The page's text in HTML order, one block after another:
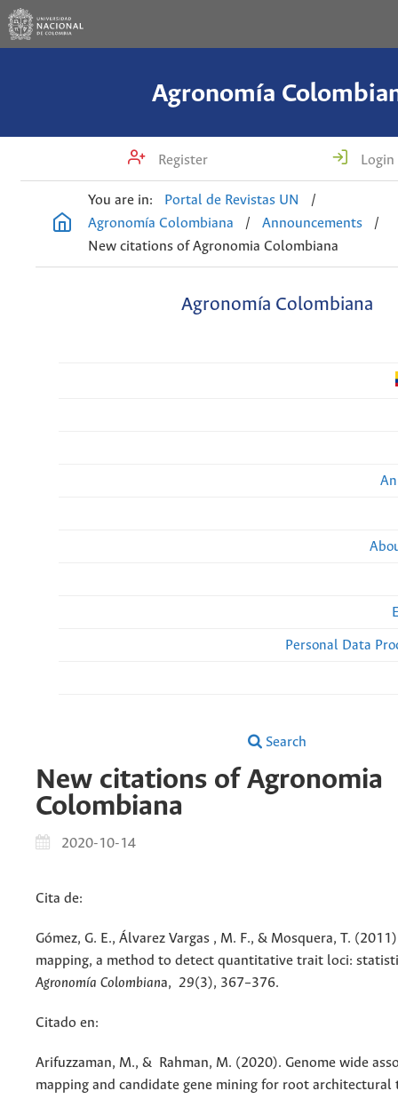
Agronomía
Register Login
You are in: Portal de Revistas UN
/
Agronomía Colombiana
/ Announcements
/
New citations of Agronomia Colombiana
Agronomía Colombiana
Personal Data
Search
New citations of Agronomia
Colombiana
2020-10-14
Cita de:
Gómez, G. E., Álvarez Vargas , M. F., & Mosquera, T.
mapping, a method to detect quantitative trait loci:
Agronomía Colombia­na, 29(3), 367–376.
Citado en:
Arifuzzaman, M., & Rahman, M. (2020). Genome wide
mapping and candidate gene mining for root architectural